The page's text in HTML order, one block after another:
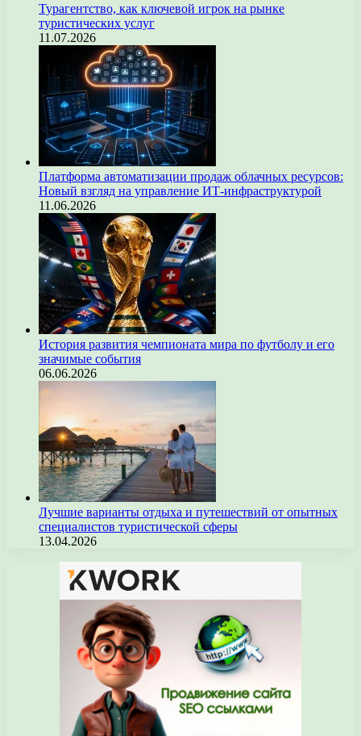
Турагентство, как ключевой игрок на рынке
туристических услуг
11.07.2026
Платформа автоматизации продаж облачных ресурсов:
Новый взгляд на управление ИТ-инфраструктурой
11.06.2026
История развития чемпионата мира по футболу и его
значимые события
06.06.2026
Лучшие варианты отдыха и путешествий от опытных
специалистов туристической сферы
13.04.2026